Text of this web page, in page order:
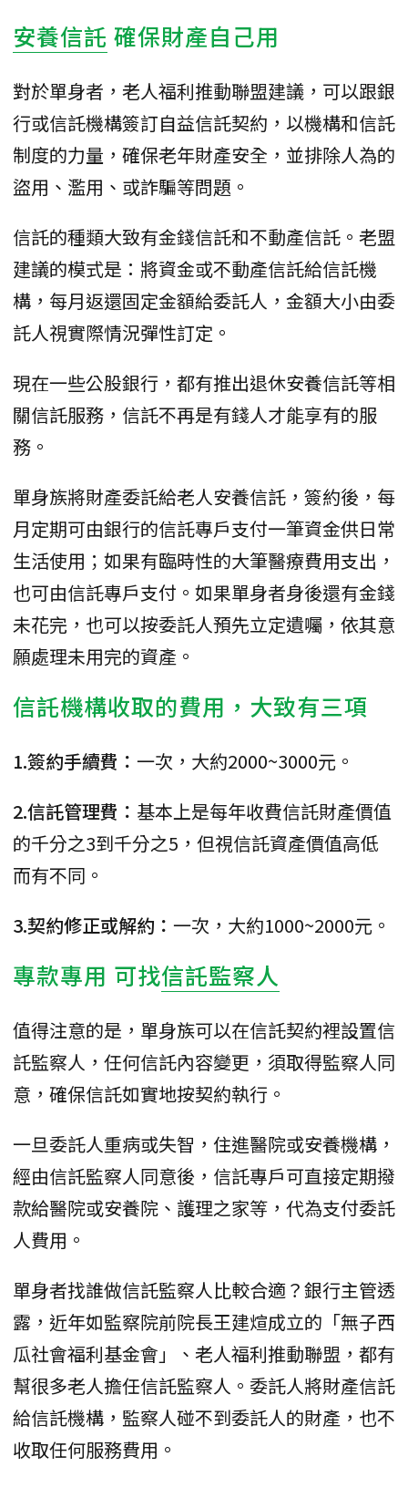
安養信託 確保財產自己用
對於單身者，老人福利推動聯盟建議，可以跟銀
行或信託機構簽訂自益信託契約，以機構和信託
制度的力量，確保老年財產安全，並排除人為的
盜用、濫用、或詐騙等問題。
信託的種類大致有金錢信託和不動產信託。老盟
建議的模式是：將資金或不動產信託給信託機
構，每月返還固定金額給委託人，金額大小由委
託人視實際情況彈性訂定。
現在一些公股銀行，都有推出退休安養信託等相
關信託服務，信託不再是有錢人才能享有的服
務。
單身族將財產委託給老人安養信託，簽約後，每
月定期可由銀行的信託專戶支付一筆資金供日常
生活使用；如果有臨時性的大筆醫療費用支出，
也可由信託專戶支付。如果單身者身後還有金錢
未花完，也可以按委託人預先立定遺囑，依其意
願處理未用完的資產。
信託機構收取的費用，大致有三項
1.簽約手續費： 一次，大約2000~3000元。
2.信託管理費： 基本上是每年收費信託財產價值
的千分之3到千分之5，但視信託資產價值高低
而有不同。
3.契約修正或解約： 一次，大約1000~2000元。
專款專用 可找信託監察人
值得注意的是，單身族可以在信託契約裡設置信
託監察人，任何信託內容變更，須取得監察人同
意，確保信託如實地按契約執行。
一旦委託人重病或失智，住進醫院或安養機構，
經由信託監察人同意後，信託專戶可直接定期撥
款給醫院或安養院、護理之家等，代為支付委託
人費用。
單身者找誰做信託監察人比較合適？銀行主管透
露，近年如監察院前院長王建煊成立的「無子西
瓜社會福利基金會」、老人福利推動聯盟，都有
幫很多老人擔任信託監察人。委託人將財產信託
給信託機構，監察人碰不到委託人的財產，也不
收取任何服務費用。